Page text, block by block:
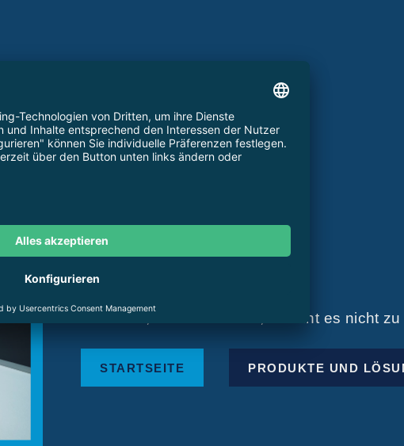
404
Die Seite, die Sie suchen, scheint es nicht
STARTSEITE PRODUKTE UND